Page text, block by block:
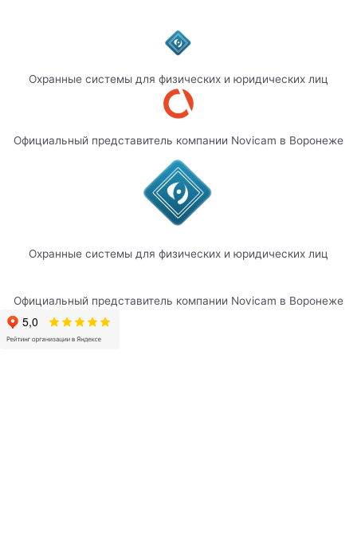
Охранные системы для физических и юридических лиц
Официальный представитель компании Novicam в Воронеже
Охранные системы для физических и юридических лиц
Официальный представитель компании Novicam в Воронеже